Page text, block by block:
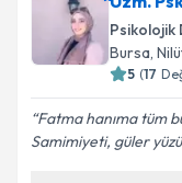
Psikolojik
Bursa,
5 (17
Fatma hanıma tüm
Samimiyeti, güler